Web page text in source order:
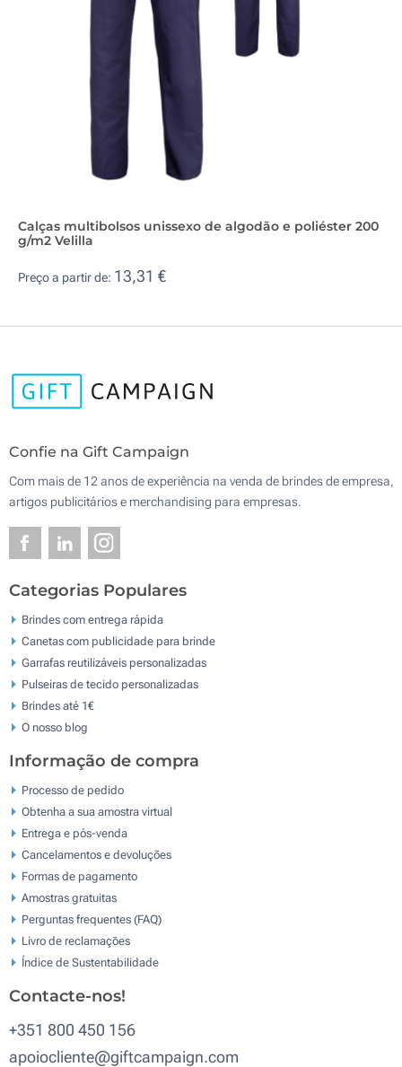
Calças multibolsos unissexo de algodão e poliéster 200
g/m2 Velilla
Preço a partir de: 13,31 €
Confie na Gift Campaign
Com mais de 12 anos de experiência na venda de brindes de empresa,
artigos publicitários e merchandising para empresas.
Categorias Populares
Brindes com entrega rápida
Canetas com publicidade para brinde
Garrafas reutilizáveis personalizadas
Pulseiras de tecido personalizadas
Brindes até 1€
O nosso blog
Informação de compra
Processo de pedido
Obtenha a sua amostra virtual
Entrega e pós-venda
Cancelamentos e devoluções
Formas de pagamento
Amostras gratuitas
Perguntas frequentes (FAQ)
Livro de reclamaçōes
Índice de Sustentabilidade
Contacte-nos!
+351 800 450 156
apoiocliente@giftcampaign.com